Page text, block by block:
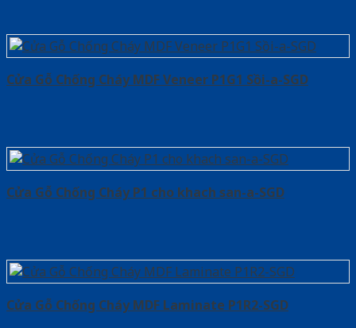
Cửa Gỗ Chống Cháy MDF Veneer P1G1 Sồi-a-SGD
Cửa Gỗ Chống Cháy P1 cho khach san-a-SGD
Cửa Gỗ Chống Cháy MDF Laminate P1R2-SGD